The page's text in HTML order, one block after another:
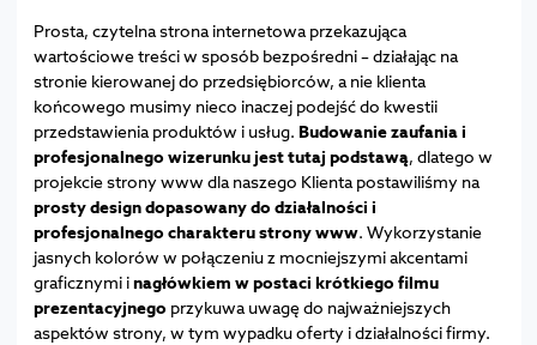
Prosta, czytelna strona internetowa przekazująca
wartościowe treści w sposób bezpośredni – działając na
stronie kierowanej do przedsiębiorców, a nie klienta
końcowego musimy nieco inaczej podejść do kwestii
przedstawienia produktów i usług. Budowanie zaufania i
profesjonalnego wizerunku jest tutaj podstawą, dlatego w
projekcie strony www dla naszego Klienta postawiliśmy na
prosty design dopasowany do działalności i
profesjonalnego charakteru strony www. Wykorzystanie
jasnych kolorów w połączeniu z mocniejszymi akcentami
graficznymi inagłówkiem w postaci krótkiego filmu
prezentacyjnego przykuwa uwagę do najważniejszych
aspektów strony, w tym wypadku oferty i działalności firmy.